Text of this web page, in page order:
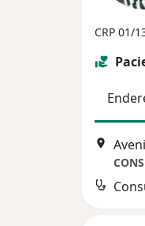
CRP 01/